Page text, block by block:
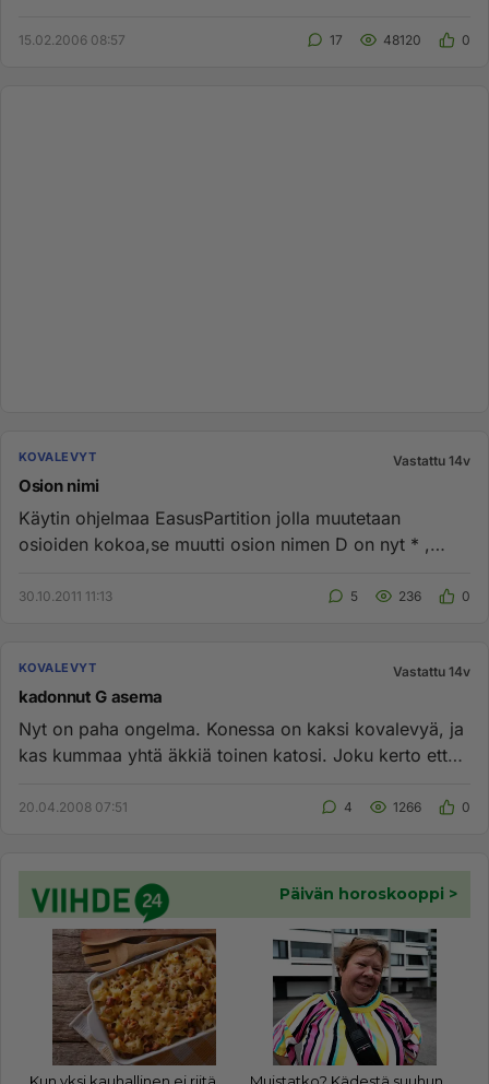
15.02.2006 08:57 17 48120 0
KOVALEVYT Vastattu 14v
Osion nimi
Käytin ohjelmaa EasusPartition jolla muutetaan
osioiden kokoa,se muutti osion nimen D on nyt * ,
30.10.2011 11:13 5 236 0
KOVALEVYT Vastattu 14v
kadonnut G asema
Nyt on paha ongelma. Konessa on kaksi kovalevyä, ja
kas kummaa yhtä äkkiä toinen katosi. Joku kerto että
20.04.2008 07:51 4 1266 0